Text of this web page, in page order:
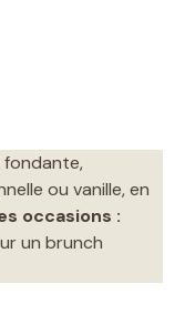
fondante,
ou vanille, en
occasions :
un brunch